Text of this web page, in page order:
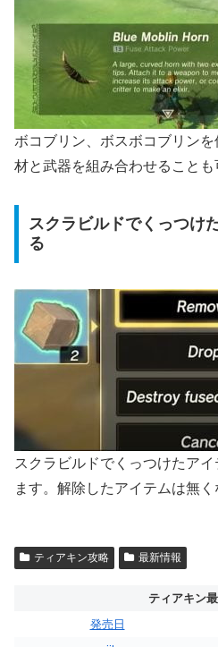
ボコブリン、ボスボコブリン
材と武器を組み合わせることも
スクラビルドでくっつけ
る
スクラビルドでくっつけたア
ます。解除したアイテムは無く
ティアキン攻略 最新情報
ティアキン
発売日